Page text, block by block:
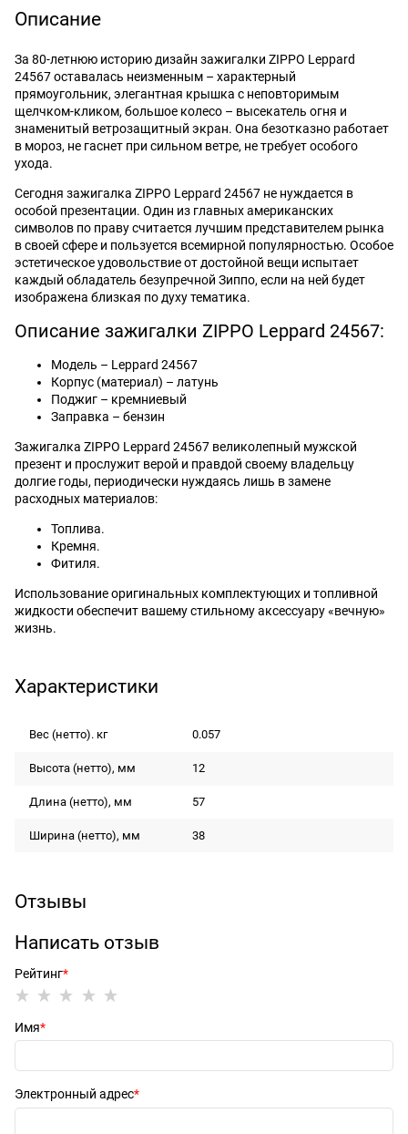
Описание
За 80-летнюю историю дизайн зажигалки ZIPPO Leppard
24567 оставалась неизменным – характерный
прямоугольник, элегантная крышка с неповторимым
щелчком-кликом, большое колесо – высекатель огня и
знаменитый ветрозащитный экран. Она безотказно работает
в мороз, не гаснет при сильном ветре, не требует особого
ухода.
Сегодня зажигалка ZIPPO Leppard 24567 не нуждается в
особой презентации. Один из главных американских
символов по праву считается лучшим представителем рынка
в своей сфере и пользуется всемирной популярностью. Особое
эстетическое удовольствие от достойной вещи испытает
каждый обладатель безупречной Зиппо, если на ней будет
изображена близкая по духу тематика.
Описание зажигалки ZIPPO Leppard 24567:
Модель – Leppard 24567
Корпус (материал) – латунь
Поджиг – кремниевый
Заправка – бензин
Зажигалка ZIPPO Leppard 24567 великолепный мужской
презент и прослужит верой и правдой своему владельцу
долгие годы, периодически нуждаясь лишь в замене
расходных материалов:
Топлива.
Кремня.
Фитиля.
Использование оригинальных комплектующих и топливной
жидкости обеспечит вашему стильному аксессуару «вечную»
жизнь.
Характеристики
Вес (нетто). кг 0.057
Высота (нетто), мм 12
Длина (нетто), мм 57
Ширина (нетто), мм 38
Отзывы
Написать отзыв
Рейтинг
Имя
Электронный адрес